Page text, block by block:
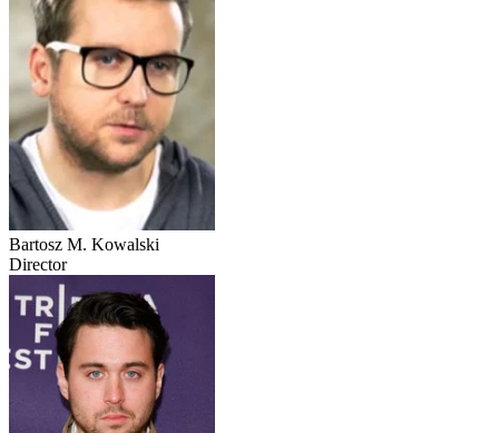
Bartosz M. Kowalski
Director